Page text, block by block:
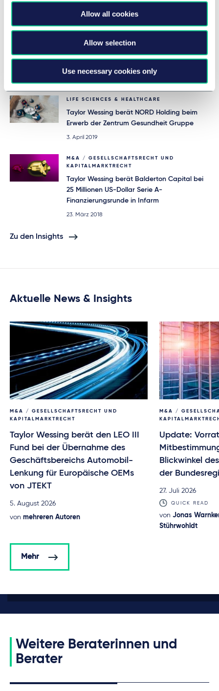
Allow all cookies
Allow selection
Use necessary cookies only
Taylor Wessing berät LIFENTO bei
16. Juni 2023
mehreren Autoren
LIFE SCIENCES & HEALTHCARE
Taylor Wessing berät NORD Holding beim
Erwerb der Zentrum Gesundheit Gruppe
3. April 2019
M&A / GESELLSCHAFTSRECHT UND
KAPITALMARKTRECHT
Taylor Wessing berät Balderton Capital bei
25 Millionen US-Dollar Serie A-
Finanzierungsrunde in Infarm
23. März 2018
Zu den Insights
Aktuelle News & Insights
M&A / GESELLSCHAFTSRECHT UND
KAPITALMARKTRECHT
Taylor Wessing berät den LEO III
Fund bei der Übernahme des
Geschäftsbereichs Automobil-
Lenkung für Europäische OEMs
von JTEKT
5. August 2026
von mehreren Autoren
M&A /
Update:
Blickwinkel
der
27. Juli 2026
QUICK READ
von Jonas
Stührwohldt
Mehr
Weitere Beraterinnen und
Berater